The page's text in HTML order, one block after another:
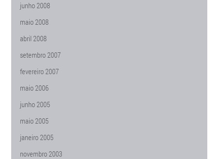
junho 2008
maio 2008
abril 2008
setembro 2007
fevereiro 2007
maio 2006
junho 2005
maio 2005
janeiro 2005
novembro 2003